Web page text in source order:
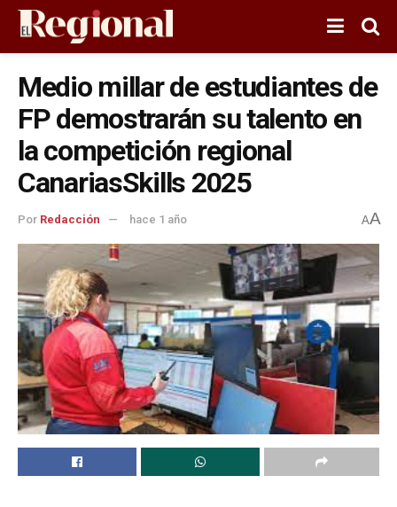
Medio millar de estudiantes de
FP demostrarán su talento en
la competición regional
CanariasSkills 2025
Por Redacción hace 1 año AA